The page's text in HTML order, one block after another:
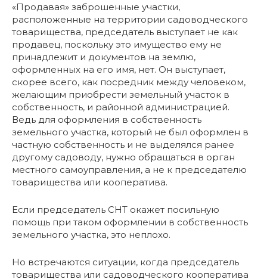
«Продавая» заброшенные участки,
расположенные на территории садоводческого
товарищества, председатель выступает не как
продавец, поскольку это имущество ему не
принадлежит и документов на землю,
оформленных на его имя, нет. Он выступает,
скорее всего, как посредник между человеком,
желающим приобрести земельный участок в
собственность, и районной администрацией.
Ведь для оформления в собственность
земельного участка, который не был оформлен в
частную собственность и не выделялся ранее
другому садоводу, нужно обращаться в орган
местного самоуправления, а не к председателю
товарищества или кооператива.
Если председатель СНТ окажет посильную
помощь при таком оформлении в собственность
земельного участка, это неплохо.
Но встречаются ситуации, когда председатель
товарищества или садоводческого кооператива